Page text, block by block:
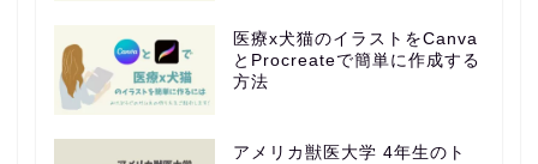
医療x犬猫のイラストをCanva
とProcreateで簡単に作成する
方法
アメリカ獣医大学 4年生のト